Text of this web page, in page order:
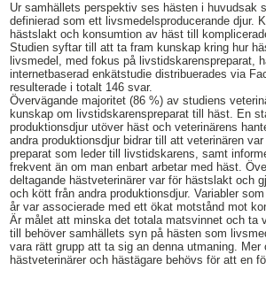
Ur samhällets perspektiv ses hästen i huvudsak
definierad som ett livsmedelsproducerande djur.
hästslakt och konsumtion av häst till
Studien syftar till att ta fram kunskap kring hur
livsmedel, med fokus på livstidskarenspreparat,
internetbaserad enkätstudie distribuerades via
resulterade i totalt 146 svar.
Övervägande majoritet (86 %) av studiens
kunskap om livstidskarenspreparat till häst. En
produktionsdjur utöver häst och veterinärens
andra produktionsdjur bidrar till att veterinären
preparat som leder till livstidskarens, samt
frekvent än om man enbart arbetar med häst.
deltagande hästveterinärer var för hästslakt och
och kött från andra produktionsdjur. Variabler
år var associerade med ett ökat motstånd mot
Är målet att minska det totala matsvinnet och ta
till behöver samhällets syn på hästen som
vara rätt grupp att ta sig an denna utmaning. Mer
hästveterinärer och hästägare behövs för att en